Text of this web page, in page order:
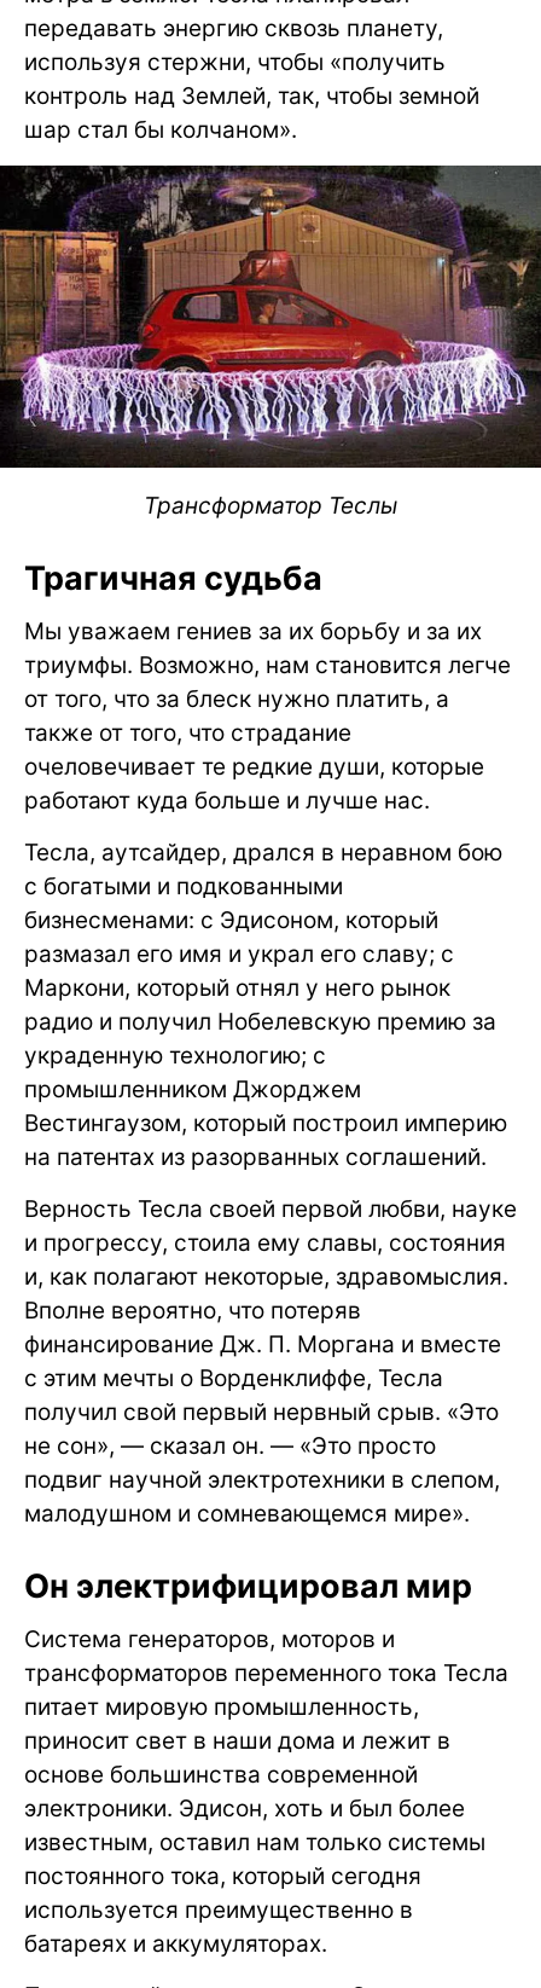
передавать энергию сквозь планету,
используя стержни, чтобы «получить
контроль над Землей, так, чтобы земной
шар стал бы колчаном».
Трансформатор Теслы
Трагичная судьба
Мы уважаем гениев за их борьбу и за их
триумфы. Возможно, нам становится легче
от того, что за блеск нужно платить, а
также от того, что страдание
очеловечивает те редкие души, которые
работают куда больше и лучше нас.
Тесла, аутсайдер, дрался в неравном бою
с богатыми и подкованными
бизнесменами: с Эдисоном, который
размазал его имя и украл его славу; с
Маркони, который отнял у него рынок
радио и получил Нобелевскую премию за
украденную технологию; с
промышленником Джорджем
Вестингаузом, который построил империю
на патентах из разорванных соглашений.
Верность Тесла своей первой любви, науке
и прогрессу, стоила ему славы, состояния
и, как полагают некоторые, здравомыслия.
Вполне вероятно, что потеряв
финансирование Дж. П. Моргана и вместе
с этим мечты о Ворденклиффе, Тесла
получил свой первый нервный срыв. «Это
не сон», — сказал он. — «Это просто
подвиг научной электротехники в слепом,
малодушном и сомневающемся мире».
Он электрифицировал мир
Система генераторов, моторов и
трансформаторов переменного тока Тесла
питает мировую промышленность,
приносит свет в наши дома и лежит в
основе большинства современной
электроники. Эдисон, хоть и был более
известным, оставил нам только системы
постоянного тока, который сегодня
используется преимущественно в
батареях и аккумуляторах.